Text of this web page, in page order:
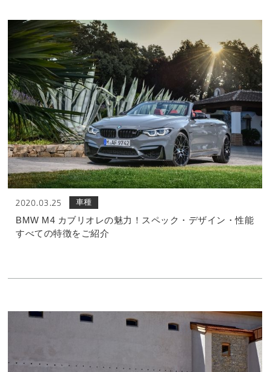
2020.03.25 車種
BMW M4 カブリオレの魅力！スペック・デザイン・性能
すべての特徴をご紹介